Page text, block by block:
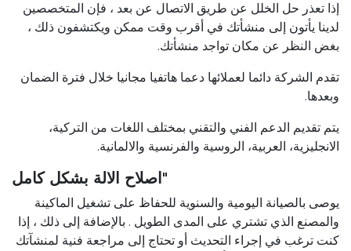
إذا تعذر حل الخلل عن طريق الاتصال عن بعد ، فإن المتخصصين
لدينا يأتون إلى منشأتك في أقرب وقت ممكن ويكتشفون ذلك ،
بغض النظر عن مكان تواجد منشأتك.
تقدم الشركة دائما لعملائها دعما هاتفيا مجانيا خلال فترة الضمان
وبعدها.
يتم تقديم الدعم الفني والتقني بمختلف اللغات من التركية،
الانجليزية، العربية، الروسية والفرنسية والالمانية.
" اصلاح الالة بشكل كامل
يوصى بالصيانة اليومية والسنوية للحفاظ على تشغيل الماكينة
والمصنع الذي تشتري على المدى الطويل . بالإضافة إلى ذلك ، إذا
كنت ترغب في إجراء التحديث أو تحتاج إلى مراجعة فنية لمنشآتك